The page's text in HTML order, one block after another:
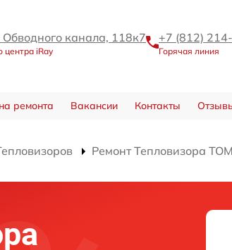
канала, 118к7
центра iRay
+7 (812)
Горячая линия
ремонта Вакансии Контакты
Ремонт Тепловизора